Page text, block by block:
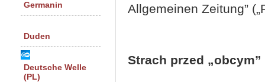
Allgemeinen Zeitung”
Strach przed „obcym”
Germanin
Duden
Deutsche Welle
(PL)